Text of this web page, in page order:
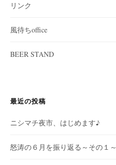
リンク
風待ちoffice
BEER STAND
最近の投稿
ニシマチ夜市、はじめます♪
怒涛の６月を振り返る～その１～